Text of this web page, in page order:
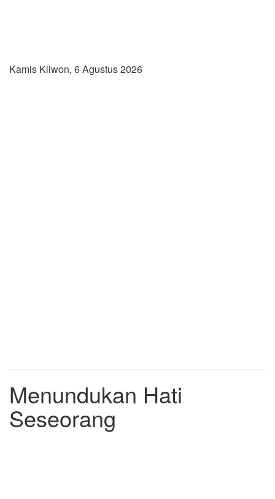
Kamis Kliwon, 6 Agustus 2026
Menundukan Hati
Seseorang